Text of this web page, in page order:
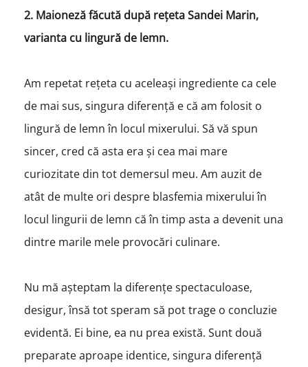
2. Maioneză făcută după rețeta Sandei Marin,
varianta cu lingură de lemn.
Am repetat rețeta cu aceleași ingrediente ca cele
de mai sus, singura diferență e că am folosit o
lingură de lemn în locul mixerului. Să vă spun
sincer, cred că asta era și cea mai mare
curiozitate din tot demersul meu. Am auzit de
atât de multe ori despre blasfemia mixerului în
locul lingurii de lemn că în timp asta a devenit una
dintre marile mele provocări culinare.
Nu mă așteptam la diferențe spectaculoase,
desigur, însă tot speram să pot trage o concluzie
evidentă. Ei bine, ea nu prea există. Sunt două
preparate aproape identice, singura diferență